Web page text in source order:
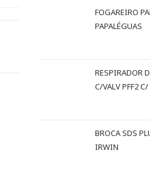
FOGAREIRO
PAPALÉGUAS
RESPIRADOR
C/VALV PFF2 C/
BROCA SDS
IRWIN